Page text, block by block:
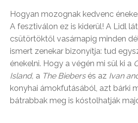
Hogyan mozognak kedvenc
A fesztiválon ez is kiderül! A Lidl
csütörtöktől vasárnapig minden
ismert zenekar bizonyítja: tud
énekelni. Hogy a végén mi sül ki a
Island, a The Biebersés az Ivan
konyhai ámokfutásából, azt bárki
bátrabbak meg is kóstolhatják